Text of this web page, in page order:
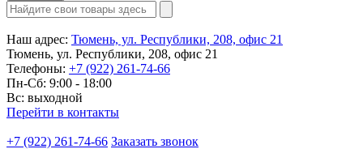
Наш адрес: Тюмень, ул. Республики, 208, офис 21
Тюмень, ул. Республики, 208, офис 21
Телефоны: +7 (922) 261-74-66
Пн-Сб: 9:00 - 18:00
Вс: выходной
Перейти в контакты
+7 (922) 261-74-66 Заказать звонок